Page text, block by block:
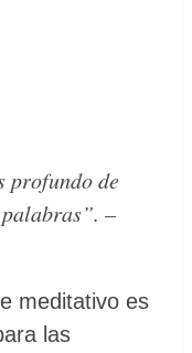
profundo de
–
meditativo es
las